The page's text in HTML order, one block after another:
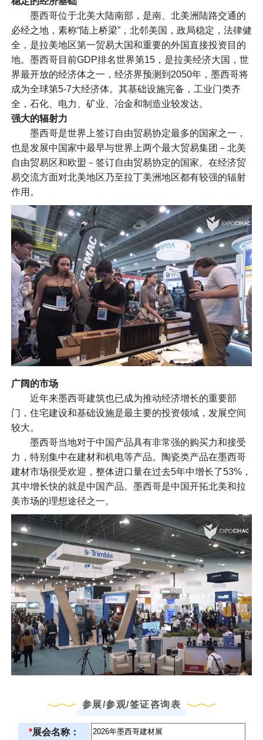
墨西哥位于北美大陆南部，是南、北美洲陆路交通的
必经之地，素称“陆上桥梁”，北邻美国，政局稳定，法律健
全，是拉美地区第一贸易大国和重要的外国直接投资目的
地。墨西哥目前GDP排名世界第15，是拉美经济大国，世
界最开放的经济体之一，经济界预测到2050年，墨西哥将
成为全球第5-7大经济体。其基础设施完备，工业门类齐
全，石化、电力、矿业、冶金和制造业较发达。
强大的辐射力
墨西哥是世界上签订自由贸易协定最多的国家之一，
也是发展中国家中最早与世界上两个最大贸易集团－北美
自由贸易区和欧盟－签订自由贸易协定的国家。在经济贸
易交流方面对北美地区乃至拉丁美洲地区都有较强的辐射
作用。
广阔的市场
近年来墨西哥建筑也已成为推动经济增长的重要部
门，住宅建设和基础设施是最主要的投资领域，发展空间
较大。
墨西哥当地对于中国产品具有非常强的购买力和接受
力，特别集中在建材和机电等产品。陶瓷类产品在墨西哥
建材市场很受欢迎，整体进口量在过去5年中增长了53%，
其中增长快的就是中国产品。墨西哥是中国开拓北美和拉
美市场的理想途径之一。
参展/参观/签证咨询表
*展会名称：